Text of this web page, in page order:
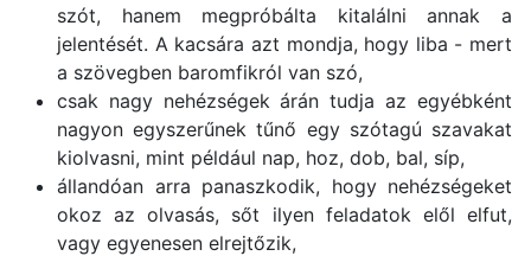
szót, hanem megpróbálta kitalálni annak a
jelentését. A kacsára azt mondja, hogy liba - mert
a szövegben baromfikról van szó,
csak nagy nehézségek árán tudja az egyébként
nagyon egyszerűnek tűnő egy szótagú szavakat
kiolvasni, mint például nap, hoz, dob, bal, síp,
állandóan arra panaszkodik, hogy nehézségeket
okoz az olvasás, sőt ilyen feladatok elől elfut,
vagy egyenesen elrejtőzik,